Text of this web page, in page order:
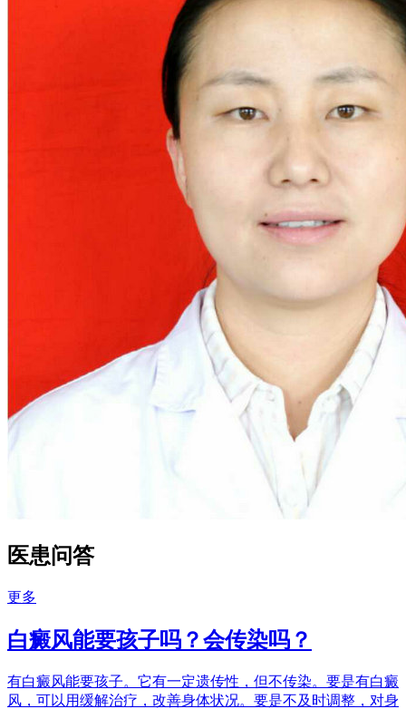
医患问答
更多
白癜风能要孩子吗？会传染吗？
有白癜风能要孩子。它有一定遗传性，但不传染。要是有白癜
风，可以用缓解治疗，改善身体状况。要是不及时调整，对身